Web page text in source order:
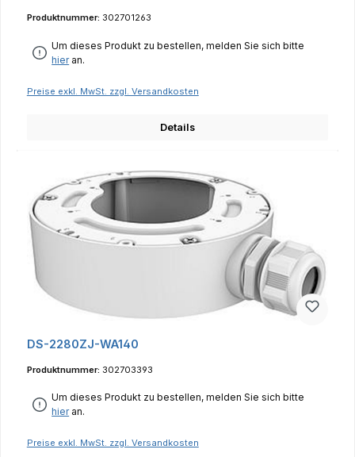
Produktnummer: 302701263
Um dieses Produkt zu bestellen, melden Sie sich bitte
hieran.
Preise exkl. MwSt. zzgl. Versandkosten
Details
DS-2280ZJ-WA140
Produktnummer: 302703393
Um dieses Produkt zu bestellen, melden Sie sich bitte
hieran.
Preise exkl. MwSt. zzgl. Versandkosten